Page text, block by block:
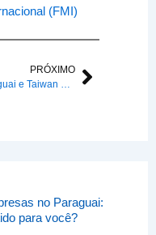
(FMI)
PRÓXIMO
no Paraguai:
para você?